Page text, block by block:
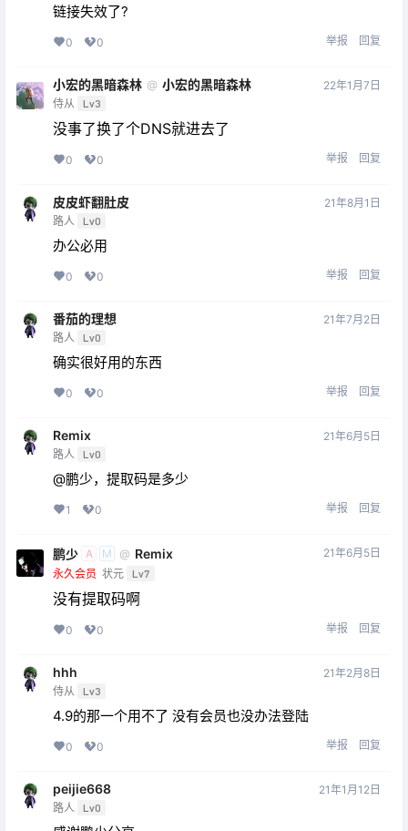
链接失效了?
0 0 举报 回复
小宏的黑暗森林 @ 小宏的黑暗森林
侍从 Lv3
22年1月7日
没事了换了个DNS就进去了
0 0 举报 回复
皮皮虾翻肚皮
路人 Lv0
21年8月1日
办公必用
0 0 举报 回复
番茄的理想
路人 Lv0
21年7月2日
确实很好用的东西
0 0 举报 回复
Remix
路人 Lv0
21年6月5日
@鹏少，提取码是多少
1 0 举报 回复
鹏少 A M @ Remix
永久会员 状元 Lv7
21年6月5日
没有提取码啊
0 0 举报 回复
hhh
侍从 Lv3
21年2月8日
4.9的那一个用不了 没有会员也没办法登陆
0 0 举报 回复
peijie668
路人 Lv0
21年1月12日